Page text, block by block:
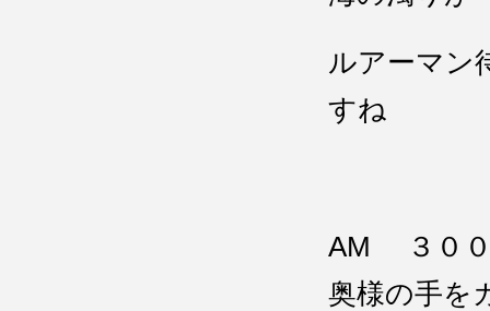
ルアーマン
すね
AM ３０
奥様の手